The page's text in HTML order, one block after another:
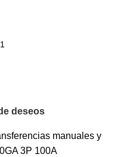
deseos
manuales y
3P 100A